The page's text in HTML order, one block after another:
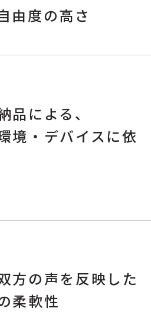
由度の高さ
品による、
境・デバイスに依
方の声を反映した
柔軟性